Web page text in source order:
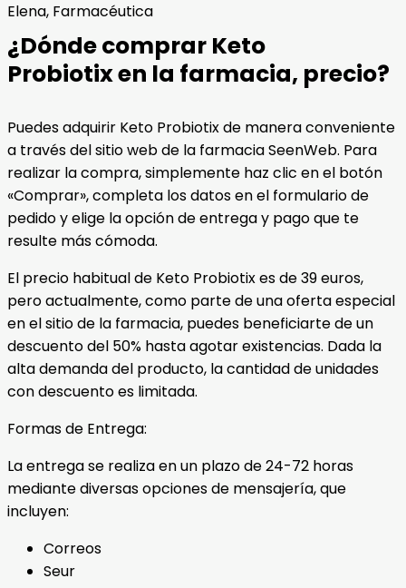
Elena, Farmacéutica
¿Dónde comprar Keto
Probiotix en la farmacia, precio?
Puedes adquirir Keto Probiotix de manera conveniente
a través del sitio web de la farmacia SeenWeb. Para
realizar la compra, simplemente haz clic en el botón
«Comprar», completa los datos en el formulario de
pedido y elige la opción de entrega y pago que te
resulte más cómoda.
El precio habitual de Keto Probiotix es de 39 euros,
pero actualmente, como parte de una oferta especial
en el sitio de la farmacia, puedes beneficiarte de un
descuento del 50% hasta agotar existencias. Dada la
alta demanda del producto, la cantidad de unidades
con descuento es limitada.
Formas de Entrega:
La entrega se realiza en un plazo de 24-72 horas
mediante diversas opciones de mensajería, que
incluyen:
Correos
Seur